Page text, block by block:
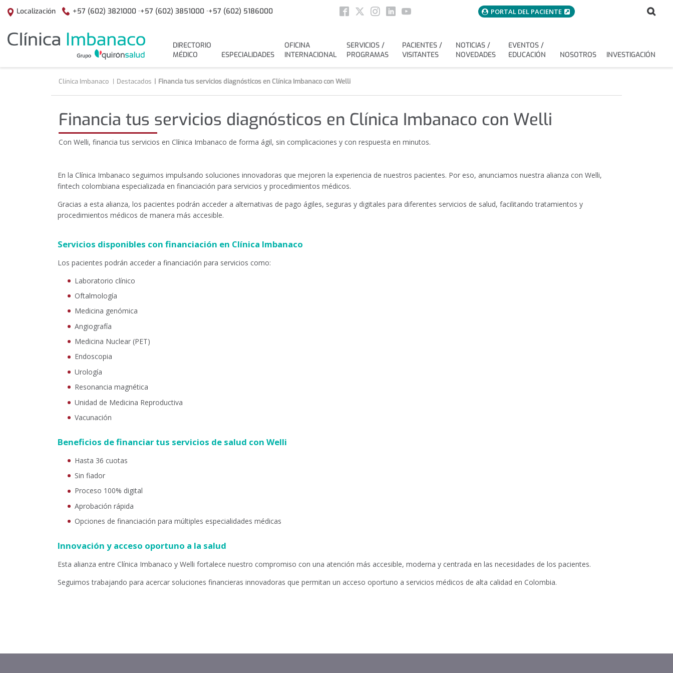
Localización +57 (602) 3821000 ·+57 (602) 3851000 ·+57 (602) 5186000
Social
menuAcceso
PORTAL DEL PACIENTE
Buscar
DIRECTORIO
MÉDICO
ESPECIALIDADES
OFICINA
INTERNACIONAL
SERVICIOS /
PROGRAMAS
PACIENTES /
VISITANTES
NOTICIAS /
NOVEDADES
EVENTOS /
EDUCACIÓN
NOSOTROS INVESTIGACIÓN
Clínica Imbanaco Destacados Financia tus servicios diagnósticos en Clínica Imbanaco con Welli
Financia tus servicios diagnósticos en Clínica Imbanaco con Welli
Con Welli, financia tus servicios en Clínica Imbanaco de forma ágil, sin complicaciones y con respuesta en minutos.
En la Clínica Imbanaco seguimos impulsando soluciones innovadoras que mejoren la experiencia de nuestros pacientes. Por eso, anunciamos nuestra alianza con Welli,
fintech colombiana especializada en financiación para servicios y procedimientos médicos.
Gracias a esta alianza, los pacientes podrán acceder a alternativas de pago ágiles, seguras y digitales para diferentes servicios de salud, facilitando tratamientos y
procedimientos médicos de manera más accesible.
Servicios disponibles con financiación en Clínica Imbanaco
Los pacientes podrán acceder a financiación para servicios como:
Laboratorio clínico
Oftalmología
Medicina genómica
Angiografía
Medicina Nuclear (PET)
Endoscopia
Urología
Resonancia magnética
Unidad de Medicina Reproductiva
Vacunación
Beneficios de financiar tus servicios de salud con Welli
Hasta 36 cuotas
Sin fiador
Proceso 100% digital
Aprobación rápida
Opciones de financiación para múltiples especialidades médicas
Innovación y acceso oportuno a la salud
Esta alianza entre Clínica Imbanaco y Welli fortalece nuestro compromiso con una atención más accesible, moderna y centrada en las necesidades de los pacientes.
Seguimos trabajando para acercar soluciones financieras innovadoras que permitan un acceso oportuno a servicios médicos de alta calidad en Colombia.